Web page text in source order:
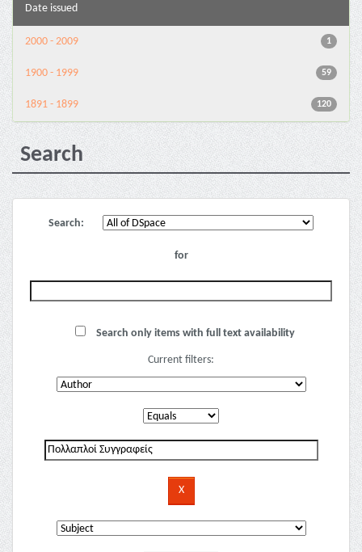
Date issued
1
2000 - 2009
59
1900 - 1999
120
1891 - 1899
Search
Search:
for
Search only items with full text availability
Current filters: